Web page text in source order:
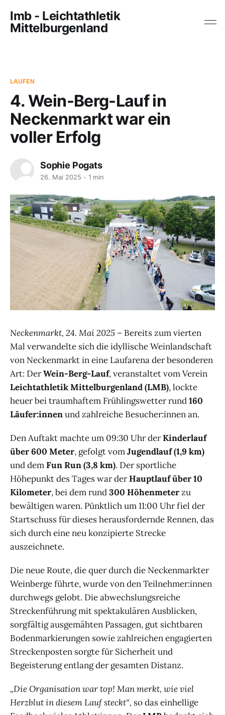
lmb - Leichtathletik
Mittelburgenland
LAUFEN
4. Wein-Berg-Lauf in
Neckenmarkt war ein
voller Erfolg
Sophie Pogats
26. Mai 2025 1 min
Neckenmarkt, 24. Mai 2025 – Bereits zum vierten
Mal verwandelte sich die idyllische Weinlandschaft
von Neckenmarkt in eine Laufarena der besonderen
Art: DerWein-Berg-Lauf, veranstaltet vom Verein
Leichtathletik Mittelburgenland (LMB), lockte
heuer bei traumhaftem Frühlingswetter rund160
Läufer:innenund zahlreiche Besucher:innen an.
Den Auftakt machte um 09:30 Uhr derKinderlauf
über 600 Meter, gefolgt vomJugendlauf (1,9 km)
und demFun Run (3,8 km). Der sportliche
Höhepunkt des Tages war derHauptlauf über 10
Kilometer, bei dem rund300 Höhenmeterzu
bewältigen waren. Pünktlich um 11:00 Uhr fiel der
Startschuss für dieses herausfordernde Rennen, das
sich durch eine neu konzipierte Strecke
auszeichnete.
Die neue Route, die quer durch die Neckenmarkter
Weinberge führte, wurde von den Teilnehmer:innen
durchwegs gelobt. Die abwechslungsreiche
Streckenführung mit spektakulären Ausblicken,
sorgfältig ausgemähten Passagen, gut sichtbaren
Bodenmarkierungen sowie zahlreichen engagierten
Streckenposten sorgte für Sicherheit und
Begeisterung entlang der gesamten Distanz.
„Die Organisation war top! Man merkt, wie viel
Herzblut in diesem Lauf steckt“, so das einhellige